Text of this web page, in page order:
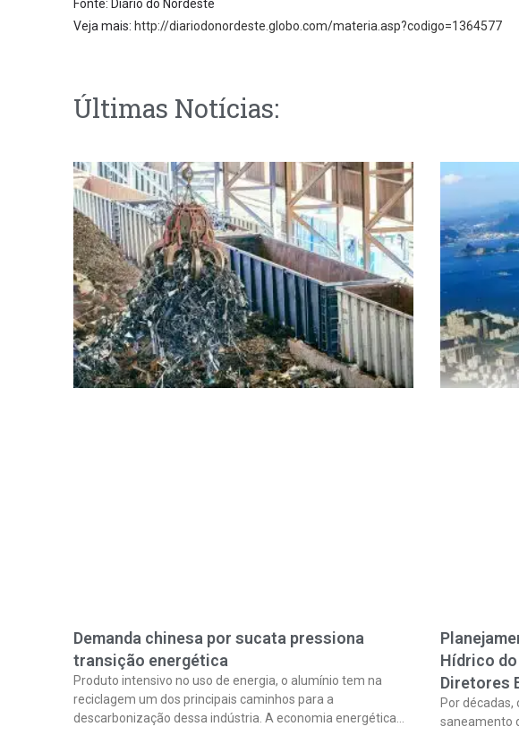
Fonte: Diário do Nordeste
Veja mais: http://diariodonordeste.globo.com/materia.asp?codigo=1364577
Últimas Notícias:
Demanda chinesa por sucata pressiona
transição energética
Produto intensivo no uso de energia, o alumínio tem na
reciclagem um dos principais caminhos para a
descarbonização dessa indústria. A economia energética
Hídrico
Diretores
Por
saneamento